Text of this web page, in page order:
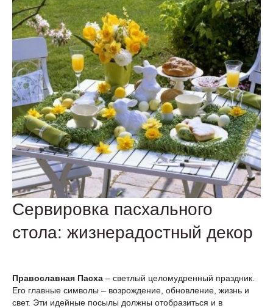
Сервировка пасхального
стола: жизнерадостный декор
Православная Пасха – светлый целомудренный праздник.
Его главные символы – возрождение, обновление, жизнь и
свет. Эти идейные посылы должны отобразиться и в